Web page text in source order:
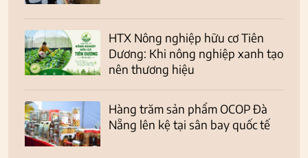
HTX Nông nghiệp hữu cơ Tiên
Dương: Khi nông nghiệp xanh tạo
nên thương hiệu
Hàng trăm sản phẩm OCOP Đà
Nẵng lên kệ tại sân bay quốc tế